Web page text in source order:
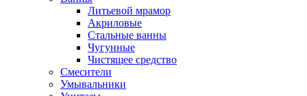
Литьевой мрамор
Акриловые
Стальные ванны
Чугунные
Чистящее средство
Смесители
Умывальники